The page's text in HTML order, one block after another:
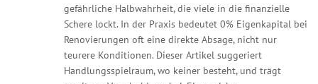
gefährliche Halbwahrheit, die viele in die finanzielle
Schere lockt. In der Praxis bedeutet 0% Eigenkapital bei
Renovierungen oft eine direkte Absage, nicht nur
teurere Konditionen. Dieser Artikel suggeriert
Handlungsspielraum, wo keiner besteht, und trägt